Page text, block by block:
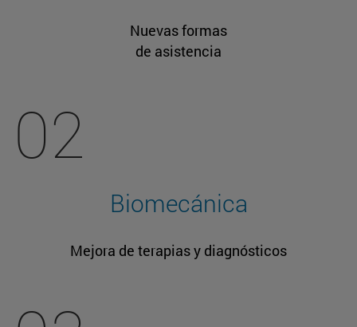
Nuevas formas
de asistencia
02
Biomecánica
Mejora de terapias y diagnósticos